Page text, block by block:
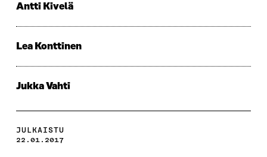
Antti Kivelä
Lea Konttinen
Jukka Vahti
JULKAISTU
22.01.2017